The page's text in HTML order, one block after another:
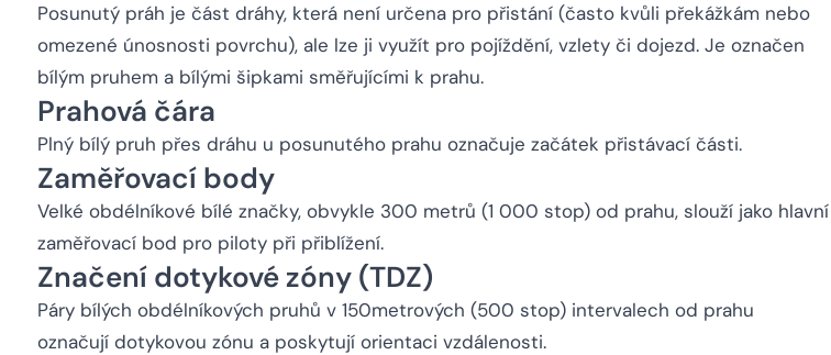
Posunutý práh je část dráhy, která není určena pro přistání (často kvůli překážkám nebo
omezené únosnosti povrchu), ale lze ji využít pro pojíždění, vzlety či dojezd. Je označen
bílým pruhem a bílými šipkami směřujícími k prahu.
Prahová čára
Plný bílý pruh přes dráhu u posunutého prahu označuje začátek přistávací části.
Zaměřovací body
Velké obdélníkové bílé značky, obvykle 300 metrů (1 000 stop) od prahu, slouží jako hlavní
zaměřovací bod pro piloty při přiblížení.
Značení dotykové zóny (TDZ)
Páry bílých obdélníkových pruhů v 150metrových (500 stop) intervalech od prahu
označují dotykovou zónu a poskytují orientaci vzdálenosti.